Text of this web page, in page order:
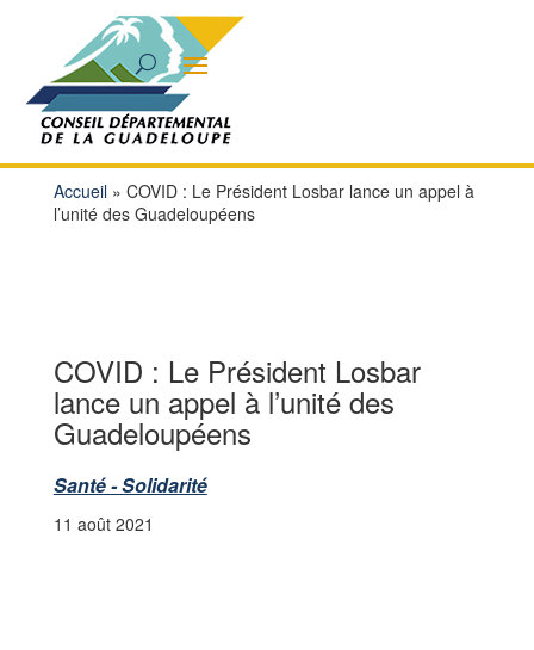
Accueil» COVID : Le Président Losbar lance un appel à
l’unité des Guadeloupéens
COVID : Le Président Losbar
lance un appel à l’unité des
Guadeloupéens
Santé - Solidarité
11 août 2021